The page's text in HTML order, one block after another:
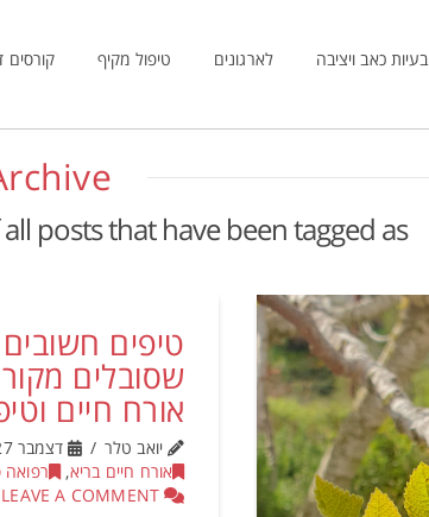
בעיות כאב ויציבה לארגונים טיפול מקיף קורסים
posts that have been tagged as
טיפים
שסובלים
אורח חיים
יואב טלר
דצמבר 27, 2020
אורח חיים בריא, רפואה
LEAVE A COMMENT